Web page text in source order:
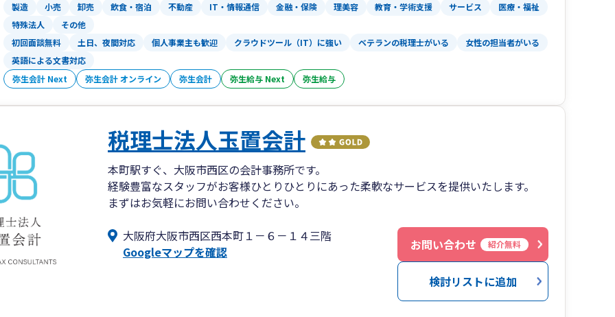
製造
小売 卸売 飲食・宿泊 不動産 IT・情報通信 金融・保険 理美容 教育・学術支援 サービス
医療・福祉
特殊法人
その他
初回面談無料
土日、夜間対応 個人事業主も歓迎 クラウドツール（IT）に強い ベテランの税理士がいる
女性の担当者がいる
英語による文書対応
弥生会計 Next
弥生会計 オンライン 弥生会計 弥生給与 Next 弥生給与
税理士法人玉置会計
本町駅すぐ、大阪市西区の会計事務所です。
経験豊富なスタッフがお客様ひとりひとりにあった柔軟なサービスを提供いたします。
まずはお気軽にお問い合わせください。
大阪府大阪市西区西本町１－６－１４三階
Googleマップを確認
お問い合わせ 紹介無料
検討リストに追加